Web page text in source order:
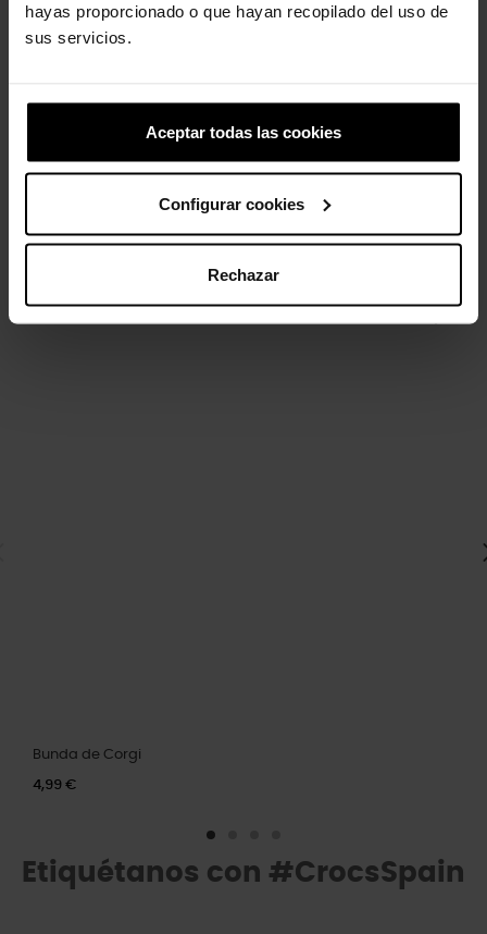
hayas proporcionado o que hayan recopilado del uso de
sus servicios.
Aceptar todas las cookies
Configurar cookies
Rechazar
4 outros produtos na mesma
categoria:
Bunda de Corgi
4,99 €
Etiquétanos con #CrocsSpain